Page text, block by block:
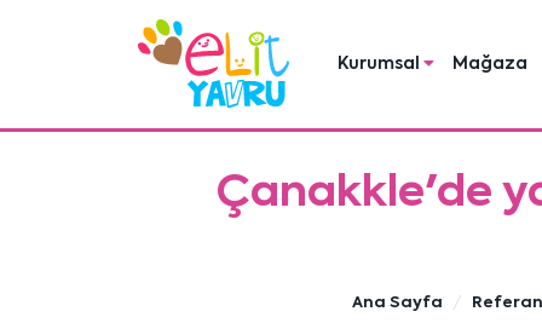
Kurumsal Mağaza
Çanakkle'de
Ana Sayfa